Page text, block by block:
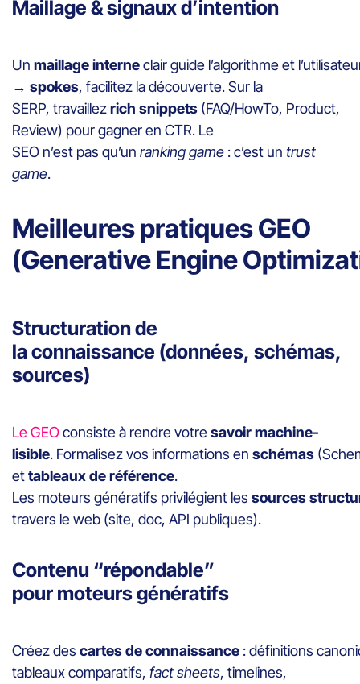
Maillage & signaux d’intention
Un maillage interneclair guide l’algorithme et
→ spokes, facilitez la découverte. Sur la
SERP, travaillezrich snippets (FAQ/HowTo, Product,
Review) pour gagner en CTR. Le
SEO n’est pas qu’un ranking game : c’est un trust
game.
Meilleures pratiques GEO
(Generative Engine
Structuration de
la connaissance (données, schémas,
sources)
Le GEOconsiste à rendre votresavoir machine-
lisible. Formalisez vos informations en schémas
ettableaux de référence.
Les moteurs génératifs privilégient les sources
travers le web (site, doc, API publiques).
Contenu “répondable”
pour moteurs génératifs
Créez des cartes de connaissance : définitions
tableaux comparatifs, fact sheets, timelines,